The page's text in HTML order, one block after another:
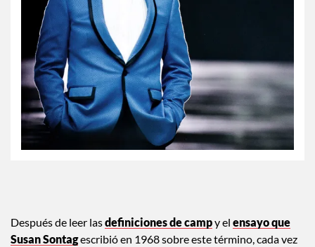
Después de leer lasdefiniciones de campy el ensayo que
Susan Sontagescribió en 1968 sobre este término, cada vez